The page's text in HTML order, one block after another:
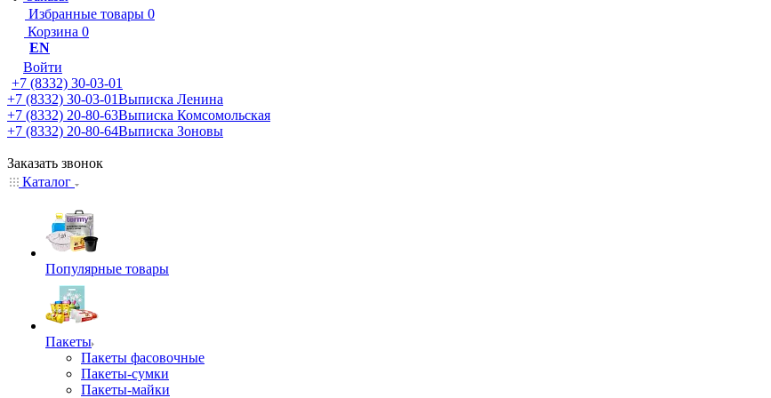
Избранные товары 0
Корзина 0
EN
Войти
+7 (8332) 30-03-01
+7 (8332) 30-03-01Выписка Ленина
+7 (8332) 20-80-63Выписка Комсомольская
+7 (8332) 20-80-64Выписка Зоновы
Заказать звонок
Каталог
Популярные товары
Пакеты
Пакеты фасовочные
Пакеты-сумки
Пакеты-майки